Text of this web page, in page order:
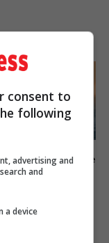
Baffles Science
Brainberries
consent to
following
advertising and
and
a device